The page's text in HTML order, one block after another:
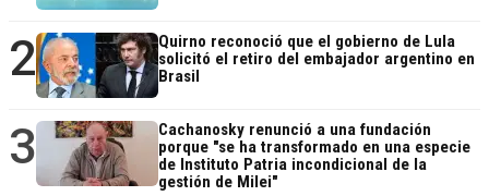
2
Quirno reconoció que el gobierno de Lula
solicitó el retiro del embajador argentino en
Brasil
3
Cachanosky renunció a una fundación
porque "se ha transformado en una especie
de Instituto Patria incondicional de la
gestión de Milei"